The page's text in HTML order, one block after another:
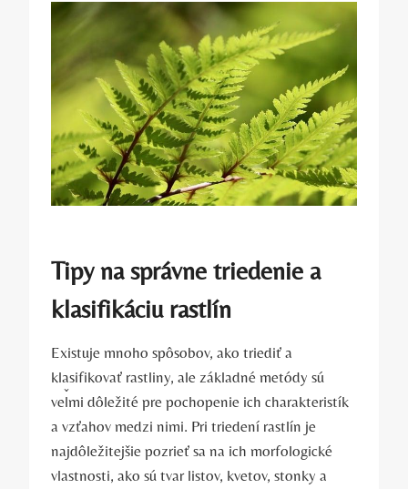
Tipy na správne triedenie a
klasifikáciu rastlín
Existuje mnoho spôsobov, ako triediť a
klasifikovať rastliny, ale základné metódy sú
veľmi dôležité pre pochopenie ich charakteristík
a vzťahov medzi nimi. Pri triedení rastlín je
najdôležitejšie pozrieť sa na ich morfologické
vlastnosti, ako sú tvar listov, kvetov, stonky a